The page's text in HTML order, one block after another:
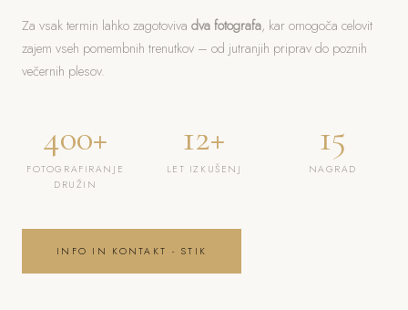
Za vsak termin lahko zagotoviva dva fotografa, kar omogoča celovit
zajem vseh pomembnih trenutkov – od jutranjih priprav do poznih
večernih plesov.
400+
FOTOGRAFIRANJE
DRUŽIN
12+
LET IZKUŠENJ
15
NAGRAD
INFO IN KONTAKT - STIK